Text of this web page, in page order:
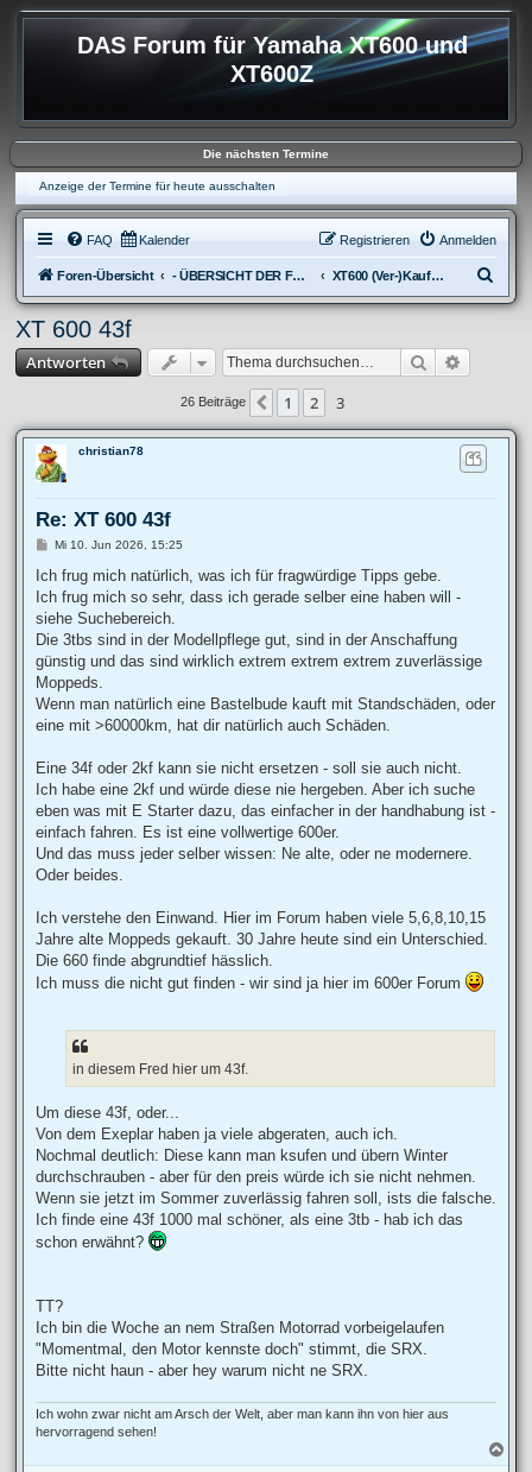
DAS Forum für Yamaha XT600 und
XT600Z
Die nächsten Termine
Anzeige der Termine für heute ausschalten
FAQ Kalender Anmelden
Registrieren
Foren-Übersicht - ÜBERSICHT DER FOREN XT600 XT600 (Ver-)Kaufberatung
u
XT 600 43f
Antworten Suche
26 Beiträge Vorherige
1 2 3
christian78
Re: XT 600 43f
B
i
r
a
Mi 10. Jun 2026, 15:25
Ich frug mich natürlich, was ich für fragwürdige Tipps gebe.
Ich frug mich so sehr, dass ich gerade selber eine haben will -
siehe Suchebereich.
Die 3tbs sind in der Modellpflege gut, sind in der Anschaffung
günstig und das sind wirklich extrem extrem extrem zuverlässige
Moppeds.
Wenn man natürlich eine Bastelbude kauft mit Standschäden, oder
eine mit >60000km, hat dir natürlich auch Schäden.
Eine 34f oder 2kf kann sie nicht ersetzen - soll sie auch nicht.
Ich habe eine 2kf und würde diese nie hergeben. Aber ich suche
eben was mit E Starter dazu, das einfacher in der handhabung ist -
einfach fahren. Es ist eine vollwertige 600er.
Und das muss jeder selber wissen: Ne alte, oder ne modernere.
Oder beides.
Ich verstehe den Einwand. Hier im Forum haben viele 5,6,8,10,15
Jahre alte Moppeds gekauft. 30 Jahre heute sind ein Unterschied.
Die 660 finde abgrundtief hässlich.
Ich muss die nicht gut finden - wir sind ja hier im 600er Forum
in diesem Fred hier um 43f.
Um diese 43f, oder...
Von dem Exeplar haben ja viele abgeraten, auch ich.
Nochmal deutlich: Diese kann man ksufen und übern Winter
durchschrauben - aber für den preis würde ich sie nicht nehmen.
Wenn sie jetzt im Sommer zuverlässig fahren soll, ists die falsche.
Ich finde eine 43f 1000 mal schöner, als eine 3tb - hab ich das
schon erwähnt?
TT?
Ich bin die Woche an nem Straßen Motorrad vorbeigelaufen
"Momentmal, den Motor kennste doch" stimmt, die SRX.
Bitte nicht haun - aber hey warum nicht ne SRX.
Ich wohn zwar nicht am Arsch der Welt, aber man kann ihn von hier aus
hervorragend sehen!
a